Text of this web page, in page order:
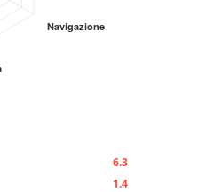
6.3
1.4